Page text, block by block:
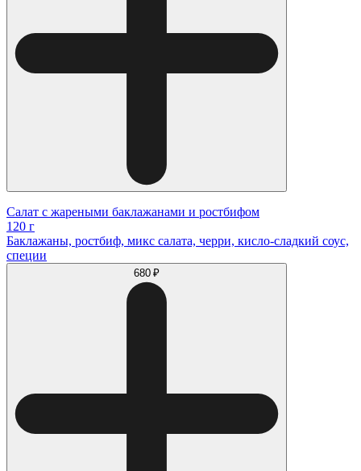
Салат с жареными баклажанами и ростбифом
120 г
Баклажаны, ростбиф, микс салата, черри, кисло-сладкий соус,
специи
680 ₽